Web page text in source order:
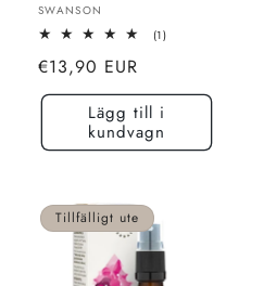
Säljare:
SWANSON
(1)1
Normalt
pris
€13,90 EUR
Lägg till i
kundvagn
Tillfälligt ute